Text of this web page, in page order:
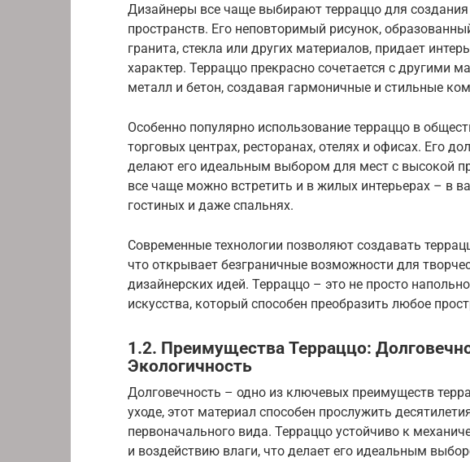
Дизайнеры все чаще выбирают терраццо для
пространств. Его неповторимый рисунок,
гранита, стекла или других материалов, придает
характер. Терраццо прекрасно сочетается с другими
металл и бетон, создавая гармоничные и стильные
Особенно популярно использование терраццо в
торговых центрах, ресторанах, отелях и офисах. Его
делают его идеальным выбором для мест с высокой
все чаще можно встретить и в жилых интерьерах – в
гостиных и даже спальнях.
Современные технологии позволяют создавать
что открывает безграничные возможности для
дизайнерских идей. Терраццо – это не просто
искусства, который способен преобразить любое
1.2. Преимущества Терраццо:
Экологичность
Долговечность – одно из ключевых преимуществ
уходе, этот материал способен прослужить
первоначального вида. Терраццо устойчиво к
и воздействию влаги, что делает его идеальным